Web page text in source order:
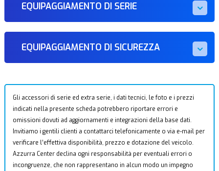
EQUIPAGGIAMENTO DI SERIE
EQUIPAGGIAMENTO DI SICUREZZA
Gli accessori di serie ed extra serie, i dati tecnici, le foto e i prezzi
indicati nella presente scheda potrebbero riportare errori e
omissioni dovuti ad aggiornamenti e integrazioni della base dati.
Invitiamo i gentili clienti a contattarci telefonicamente o via e-mail per
verificare l’effettiva disponibilità, prezzo e dotazione del veicolo.
Azzurra Center declina ogni responsabilità per eventuali errori o
incongruenze, che non rappresentano in alcun modo un impegno